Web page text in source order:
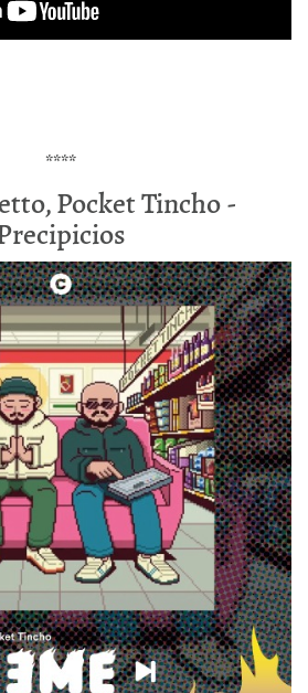
****
Pocket Tincho -